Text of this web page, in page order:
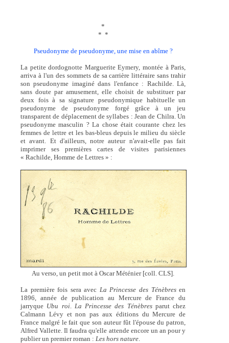
*
* *
Pseudonyme de pseudonyme, une mise en abîme ?
La petite dordognotte Marguerite Eymery, montée à Paris,
arriva à l'un des sommets de sa carrière littéraire sans trahir
son pseudonyme imaginé dans l'enfance : Rachilde. Là,
sans doute par amusement, elle choisit de substituer par
deux fois à sa signature pseudonymique habituelle un
pseudonyme de pseudonyme forgé grâce à un jeu
transparent de déplacement de syllabes : Jean de Chilra. Un
pseudonyme masculin ? La chose était courante chez les
femmes de lettre et les bas-bleus depuis le milieu du siècle
et avant. Et d'ailleurs, notre auteur n'avait-elle pas fait
imprimer ses premières cartes de visites parisiennes
« Rachilde, Homme de Lettres » :
Au verso, un petit mot à Oscar Méténier [coll. CLS].
La première fois sera avec La Princesse des Ténèbresen
1896, année de publication au Mercure de France du
jarryque Ubu roi La Princesse des Ténèbresparut chez
Calmann Lévy et non pas aux éditions du Mercure de
France malgré le fait que son auteur fût l'épouse du patron,
Alfred Vallette. Il faudra qu'elle attende encore un an pour y
publier un premier roman : Les hors nature.